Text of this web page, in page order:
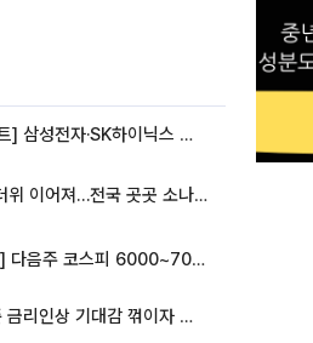
[베스트&워스트] 삼성전자·SK하이닉스 밀린 한 주…상상인증권은 85% 급등
35도 안팎 무더위 이어져…전국 곳곳 소나기 [오늘 날씨]
[주간증시전망] 다음주 코스피 6000~7000⋯“外人 수급은 정책이 변수”
뉴욕증시, 연준 금리인상 기대감 꺾이자 상승...S&P500 사상 최고치 [종합]